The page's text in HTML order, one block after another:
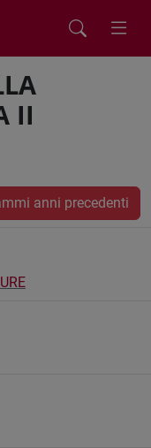
II
anni precedenti